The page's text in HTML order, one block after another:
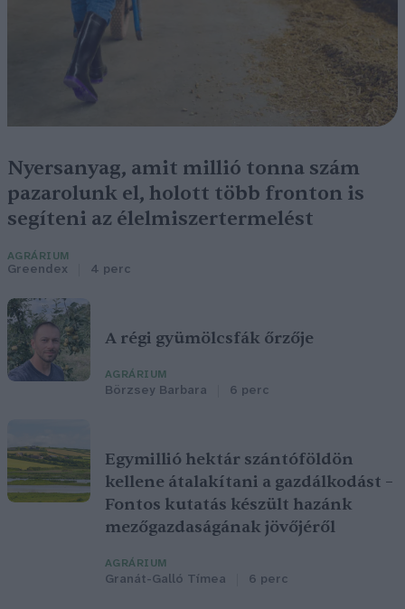
Nyersanyag, amit millió tonna szám
pazarolunk el, holott több fronton is
segíteni az élelmiszertermelést
AGRÁRIUM
Greendex 4 perc
A régi gyümölcsfák őrzője
AGRÁRIUM
Börzsey Barbara 6 perc
Egymillió hektár szántóföldön
kellene átalakítani a gazdálkodást –
Fontos kutatás készült hazánk
mezőgazdaságának jövőjéről
AGRÁRIUM
Granát-Galló Tímea 6 perc